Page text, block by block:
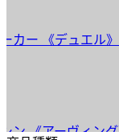
《デュエル》
アーヴィング》